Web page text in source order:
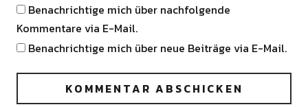
Benachrichtige mich über nachfolgende
Kommentare via E-Mail.
Benachrichtige mich über neue Beiträge via E-Mail.